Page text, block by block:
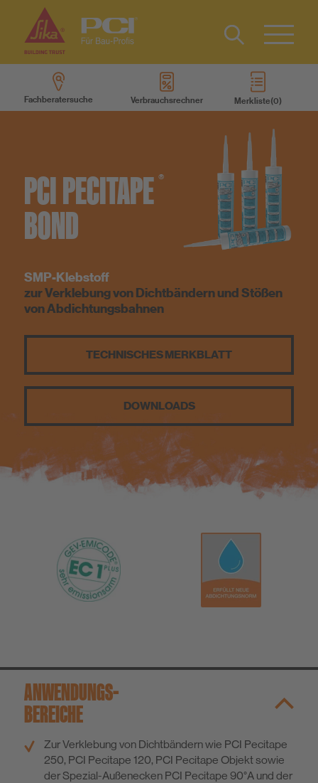
Produkte
Services
Über uns
Nachhaltigkeit
Type 2 or
more
characters
Fachberatersuche Verbrauchsrechner Merkliste
Kontakt
EN
PCIPECITAPE ®
BOND
SMP-Klebstoff
zur Verklebung von Dichtbändern und Stößen
von Abdichtungsbahnen
TECHNISCHES MERKBLATT
DOWNLOADS
ANWENDUNGS­
BEREICHE
Zur Verklebung von Dichtbändern wie PCI Pecitape
250, PCI Pecitape 120, PCI Pecitape Objekt sowie
der Spezial-Außenecken PCI Pecitape 90°A und der